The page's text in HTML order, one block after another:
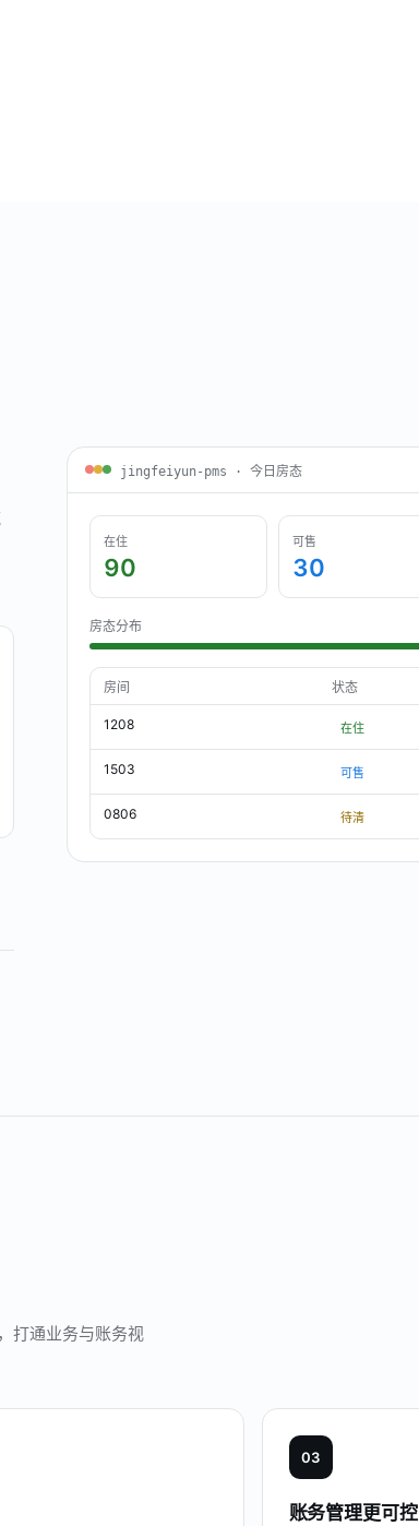
jingfeiyun-pms · 今日房态
在住
90
可售
30
房态分布
房间 状态
1208 在住
1503 可售
0806 待清
打通业务与账务视
03
账务管理更可控